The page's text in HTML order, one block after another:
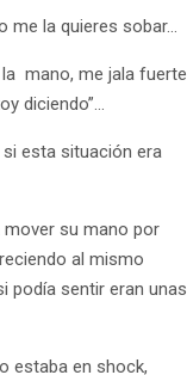
me la quieres sobar…
mano, me jala fuerte
diciendo”…
esta situación era
su mano por
al mismo
podía sentir eran unas
estaba en shock,